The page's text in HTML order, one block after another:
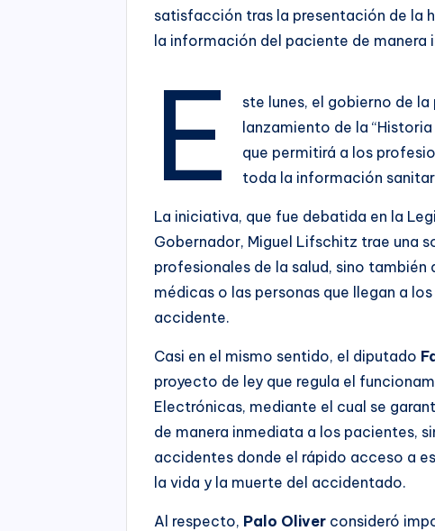
satisfacción tras la presentación de la
la información del paciente de manera
E
ste lunes, el gobierno de
lanzamiento de la
que permitirá a los
toda la información
La iniciativa, que fue debatida en la
Gobernador, Miguel Lifschitz trae una
profesionales de la salud, sino
médicas o las personas que llegan a
accidente.
Casi en el mismo sentido, el diputado
proyecto de ley que regula el
Electrónicas, mediante el cual se
de manera inmediata a los pacientes,
accidentes donde el rápido acceso a
la vida y la muerte del accidentado.
Al respecto, Palo Oliver consideró